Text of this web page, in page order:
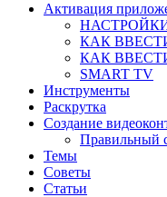
Активация
НАСТРОЙКИ
КАК
КАК
SMART TV
Инструменты
Раскрутка
Создание
Правильный
Темы
Советы
Статьи